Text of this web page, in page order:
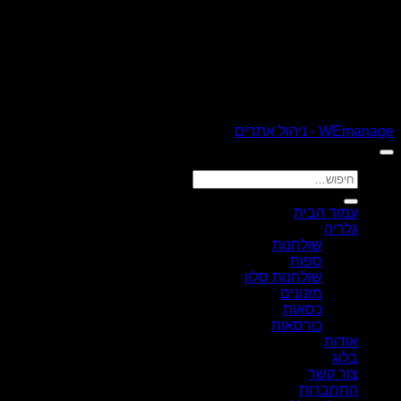
WEmanage - ניהול אתרים
חיפוש
עבור:
עמוד הבית
גלריה
שולחנות
ספות
שולחנות סלון
מזנונים
כסאות
כורסאות
אודות
בלוג
צור קשר
התחברות